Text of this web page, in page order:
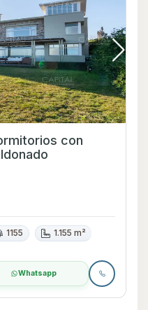
con
1155 1.155 m²
Whatsapp